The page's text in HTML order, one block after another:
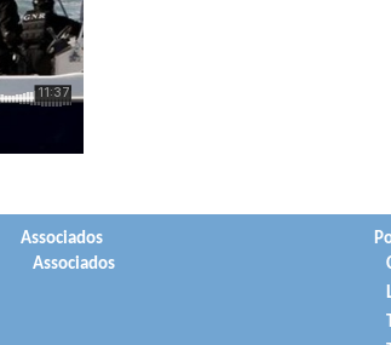
Associados
Associados